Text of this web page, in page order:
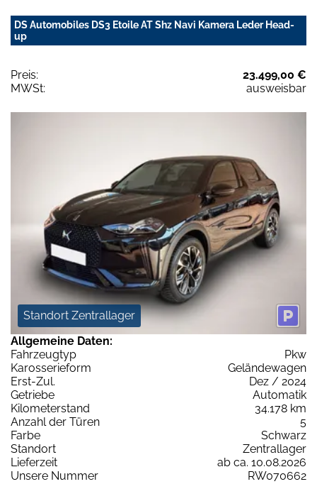
DS Automobiles DS3 Etoile AT Shz Navi Kamera Leder Head-
up
Preis:
23.499,00 €
MWSt:
ausweisbar
Standort Zentrallager
Allgemeine Daten:
Fahrzeugtyp
Pkw
Karosserieform
Geländewagen
Erst-Zul.
Dez / 2024
Getriebe
Automatik
Kilometerstand
34.178 km
Anzahl der Türen
5
Farbe
Schwarz
Standort
Zentrallager
Lieferzeit
ab ca. 10.08.2026
Unsere Nummer
RW070662